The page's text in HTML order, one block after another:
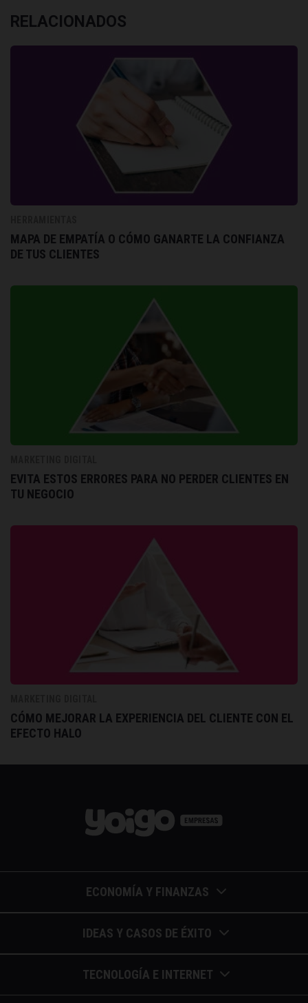
RELACIONADOS
MAPA DE EMPATÍA O CÓMO GANARTE LA CONFIANZA
DE TUS CLIENTES
EVITA ESTOS ERRORES PARA NO PERDER CLIENTES EN
TU NEGOCIO
CÓMO MEJORAR LA EXPERIENCIA DEL CLIENTE CON EL
EFECTO HALO
ECONOMÍA Y FINANZAS
Barómetros de sueldos
Economía colaborativa
IDEAS Y CASOS DE ÉXITO
Calendario de eventos
Casos de éxito
TECNOLOGÍA E INTERNET